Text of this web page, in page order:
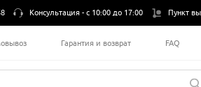
Консультация -с 10:00 до 17:00 Пункт
Гарантия и возврат FAQ